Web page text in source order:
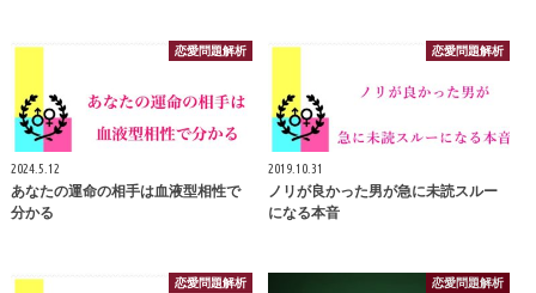
恋愛問題解析
2024.5.12
あなたの運命の相手は血液型相性で
分かる
恋愛問題解析
2019.10.31
ノリが良かった男が急に未読スルー
になる本音
恋愛問題解析 恋愛問題解析